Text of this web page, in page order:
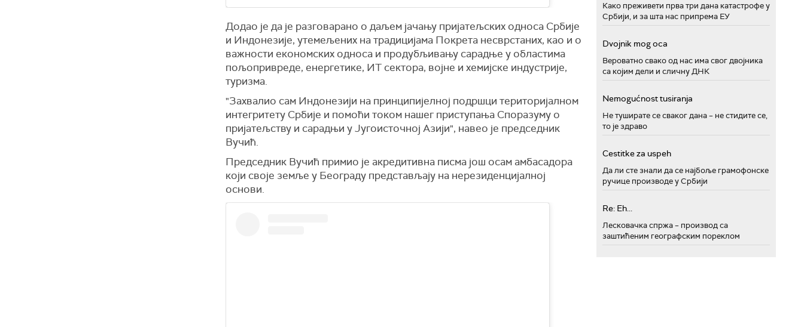
Додао је да је разговарано о даљем јачању пријатељских односа Србије
и Индонезије, утемељених на традицијама Покрета несврстаних, као и о
важности економских односа и продубљивању сарадње у областима
пољопривреде, енергетике, ИТ сектора, војне и хемијске индустрије,
туризма.
"Захвалио сам Индонезији на принципијелној подршци територијалном
интегритету Србије и помоћи током нашег приступања Споразуму о
пријатељству и сарадњи у Југоисточној Азији", навео је председник
Вучић.
Председник Вучић примио је акредитивна писма још осам амбасадора
који своје земље у Београду представљају на нерезиденцијалној
основи.
Како преживети прва три дана катастрофе у
Србији, и за шта нас припрема ЕУ
Dvojnik mog oca
Вероватно свако од нас има свог двојника
са којим дели и сличну ДНК
Nemogućnost tusiranja
Не туширате се сваког дана – не стидите се,
то је здраво
Cestitke za uspeh
Да ли сте знали да се најбоље грамофонске
ручице производе у Србији
Re: Eh...
Лесковачка спржа – производ са
заштићеним географским пореклом